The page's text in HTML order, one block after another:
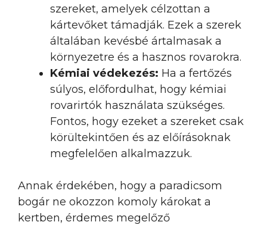
szereket, amelyek célzottan a
kártevőket támadják. Ezek a szerek
általában kevésbé ártalmasak a
környezetre és a hasznos rovarokra.
Kémiai védekezés: Ha a fertőzés
súlyos, előfordulhat, hogy kémiai
rovarirtók használata szükséges.
Fontos, hogy ezeket a szereket csak
körültekintően és az előírásoknak
megfelelően alkalmazzuk.
Annak érdekében, hogy a paradicsom
bogár ne okozzon komoly károkat a
kertben, érdemes megelőző